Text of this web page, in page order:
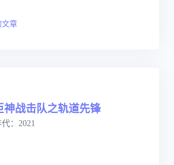
文章
神战击队之轨道先锋
：2021